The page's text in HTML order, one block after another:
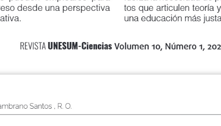
REVISTAUNESUM-CienciasVolumen 10, Número 1, 2026
desde una perspectiva
tos que articulen teoría y
una educación más justa y
Santos , R. O.